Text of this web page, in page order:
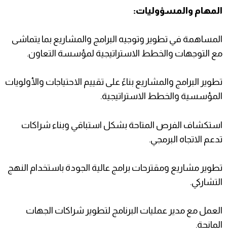
المهام والمسؤوليات:
المساهمة في تطوير وتوجيه البرامج والمشاريع بما يتماشى
مع التوجهات والخطط الاستراتيجية لمؤسسة التعاون.
تطوير البرامج والمشاريع بناءً على تقييم الاحتياجات والأولويات
المؤسسية والخطط الاستراتيجية.
استكشاف الفرص المتاحة بشكل استباقي وبناء شراكات
تدعم الاتجاه البرمجي.
تطوير مشاريع ومقترحات برامج عالية الجودة باستخدام النهج
التشاركي.
العمل مع مدير عمليات البرنامج لتطوير شراكات الجهات
المانحة.